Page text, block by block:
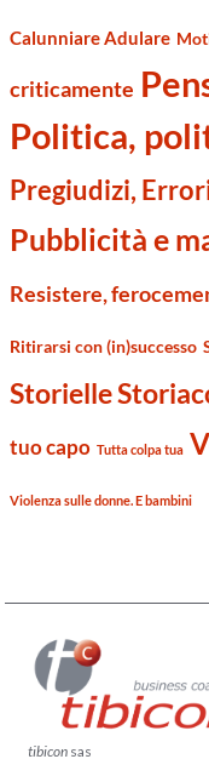
Calunniare Adulare
criticamente
Politica,
Pregiudizi,
Pubblicità e
Resistere,
Ritirarsi con (in)successo
Storielle
tuo capo Tutta colpa tua
Violenza sulle donne. E bambini
tibicon sas